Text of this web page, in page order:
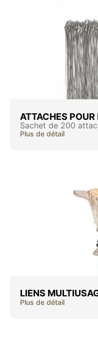
ATTACHES
Sachet de 200
Plus de détail
LIENS
Plus de détail